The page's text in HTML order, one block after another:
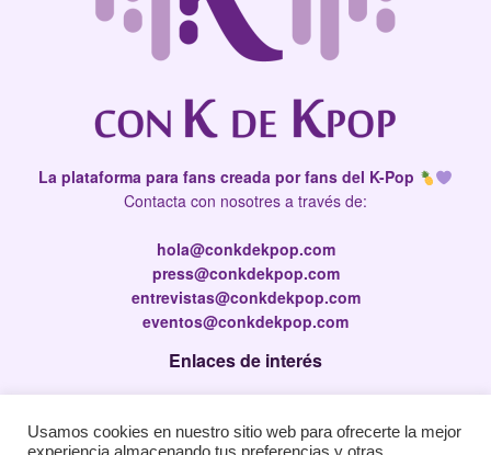
La plataforma para fans creada por fans del K-Pop
Contacta con nosotres a través de:
hola@conkdekpop.com
press@conkdekpop.com
entrevistas@conkdekpop.com
eventos@conkdekpop.com
Enlaces de interés
Política de privacidad
Usamos cookies en nuestro sitio web para ofrecerte la mejor